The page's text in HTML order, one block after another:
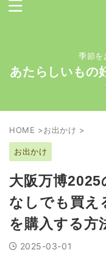
季節を
あたらしいもの
HOME >お出かけ >
お出かけ
大阪万博
なしでも買え
を購入する方
2025-03-01